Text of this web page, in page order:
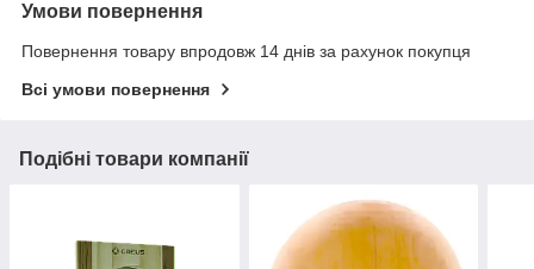
Умови повернення
Повернення товару впродовж 14 днів за рахунок покупця
Всі умови повернення
Подібні товари компанії